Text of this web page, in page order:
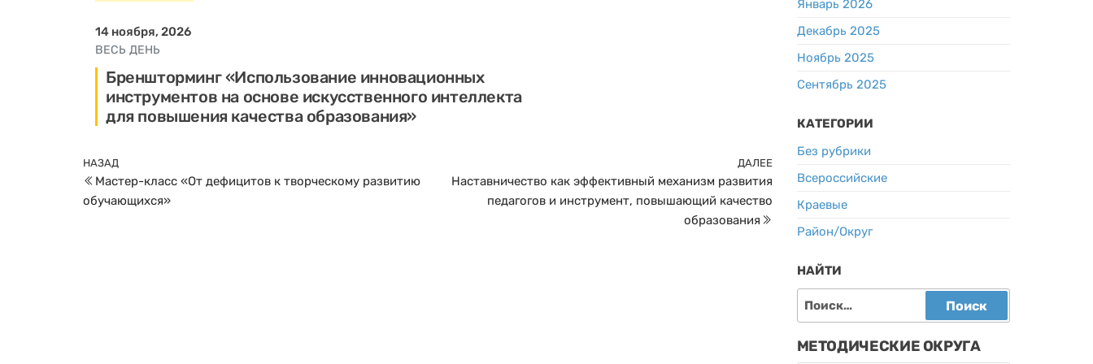
14 ноября, 2026
ВЕСЬ ДЕНЬ
Бреншторминг «Использование инновационных
инструментов на основе искусственного интеллекта
для повышения качества образования»
Навигация
по
записям
Предыдущая
запись
НАЗАД
Мастер-класс «От дефицитов к творческому развитию
обучающихся»
Следующая
запись
ДАЛЕЕ
Наставничество как эффективный механизм развития
педагогов и инструмент, повышающий качество
образования
Январь 2026
Декабрь 2025
Ноябрь 2025
Сентябрь 2025
КАТЕГОРИИ
Без рубрики
Всероссийские
Краевые
Район/Округ
НАЙТИ
Найти:
МЕТОДИЧЕСКИЕ ОКРУГА